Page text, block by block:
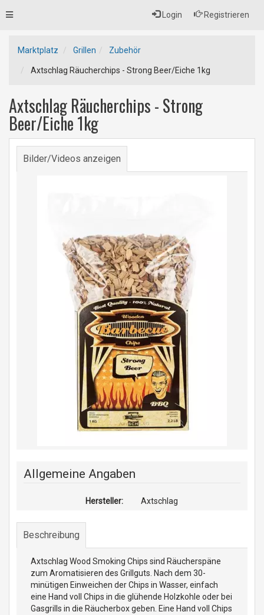
Login Registrieren
Toggle
Marktplatz Grillen Zubehör
Axtschlag Räucherchips - Strong Beer/Eiche 1kg
Axtschlag Räucherchips - Strong
Beer/Eiche 1kg
Bilder/Videos anzeigen
Allgemeine Angaben
Hersteller: Axtschlag
Beschreibung
Axtschlag Wood Smoking Chips sind Räucherspäne
zum Aromatisieren des Grillguts. Nach dem 30-
minütigen Einweichen der Chips in Wasser, einfach
eine Hand voll Chips in die glühende Holzkohle oder bei
Gasgrills in die Räucherbox geben. Eine Hand voll Chips